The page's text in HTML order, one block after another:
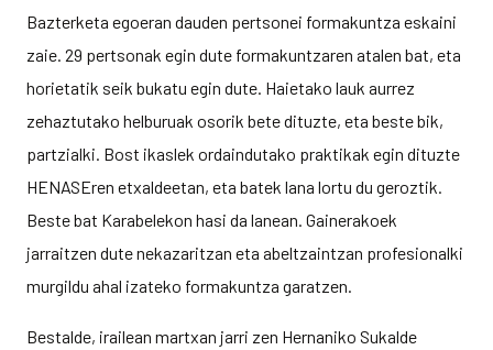
Bazterketa egoeran dauden pertsonei formakuntza eskaini
zaie. 29 pertsonak egin dute formakuntzaren atalen bat, eta
horietatik seik bukatu egin dute. Haietako lauk aurrez
zehaztutako helburuak osorik bete dituzte, eta beste bik,
partzialki. Bost ikaslek ordaindutako praktikak egin dituzte
HENASEren etxaldeetan, eta batek lana lortu du geroztik.
Beste bat Karabelekon hasi da lanean. Gainerakoek
jarraitzen dute nekazaritzan eta abeltzaintzan profesionalki
murgildu ahal izateko formakuntza garatzen.
Bestalde, irailean martxan jarri zen Hernaniko Sukalde